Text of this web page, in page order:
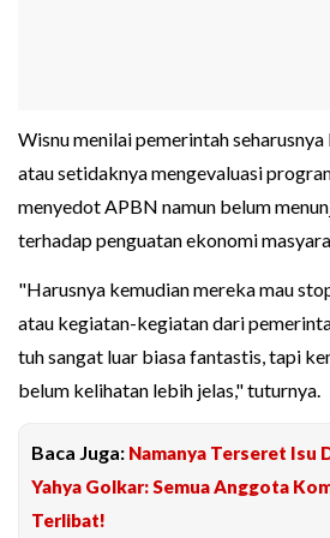
Wisnu menilai pemerintah
atau setidaknya mengevaluasi
menyedot APBN namun belum
terhadap penguatan ekonomi
"Harusnya kemudian mereka mau
atau kegiatan-kegiatan dari
tuh sangat luar biasa fantastis, tapi
belum kelihatan lebih jelas," tuturnya.
Baca Juga: Namanya Terseret Isu
Yahya Golkar: Semua Anggota
Terlibat!